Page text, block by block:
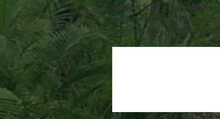
deliver it to you. Making
bulk helps reduce
making thoughtful